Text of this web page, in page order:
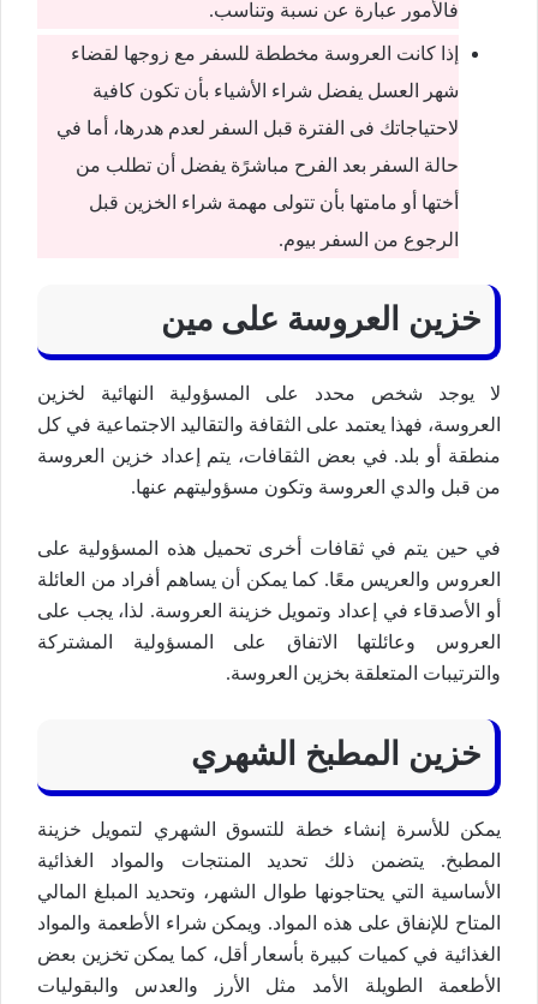
فالأمور عبارة عن نسبة وتناسب.
إذا كانت العروسة مخططة للسفر مع زوجها لقضاء
شهر العسل يفضل شراء الأشياء بأن تكون كافية
لاحتياجاتك فى الفترة قبل السفر لعدم هدرها، أما في
حالة السفر بعد الفرح مباشرًة يفضل أن تطلب من
أختها أو مامتها بأن تتولى مهمة شراء الخزين قبل
الرجوع من السفر بيوم.
خزين العروسة على مين
لا يوجد شخص محدد على المسؤولية النهائية لخزين
العروسة، فهذا يعتمد على الثقافة والتقاليد الاجتماعية في كل
منطقة أو بلد. في بعض الثقافات، يتم إعداد خزين العروسة
من قبل والدي العروسة وتكون مسؤوليتهم عنها.
في حين يتم في ثقافات أخرى تحميل هذه المسؤولية على
العروس والعريس معًا. كما يمكن أن يساهم أفراد من العائلة
أو الأصدقاء في إعداد وتمويل خزينة العروسة. لذا، يجب على
العروس وعائلتها الاتفاق على المسؤولية المشتركة
والترتيبات المتعلقة بخزين العروسة.
خزين المطبخ الشهري
يمكن للأسرة إنشاء خطة للتسوق الشهري لتمويل خزينة
المطبخ. يتضمن ذلك تحديد المنتجات والمواد الغذائية
الأساسية التي يحتاجونها طوال الشهر، وتحديد المبلغ المالي
المتاح للإنفاق على هذه المواد. ويمكن شراء الأطعمة والمواد
الغذائية في كميات كبيرة بأسعار أقل، كما يمكن تخزين بعض
الأطعمة الطويلة الأمد مثل الأرز والعدس والبقوليات